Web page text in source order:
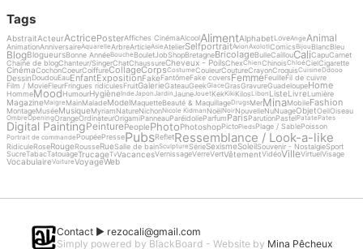
Tags
AbstraitActeurActricePosterAffiches CinémaAlcoolAlimentAlphabetLoveAngeAnimal
AnimationAnniversaireAquarelleArbreArticleAsieAtelierSelfportraitAvionAxolotlComicsBijou BlancBleu
BlogBlogueursBonne AnnéeBouche BouletJobShopBretagneBricolageBulleCaillouCaliCapuCarnet
Chaine de blogChanteur/SingerChatChaussureCheveux - PoilsChexChienChinoisChloéCielCigarette
CinémaCochonCoeurCoiffureCollageCorpsCostumeCouleurCoutureCrayonCroquisCuisineDdooo
DessinDoudouEauEnfantExpositionFakeFantômeFake coversFemmeFeuilleFil de cuivre
Film / MovieFleurFringues ridiculesFruitGalerieGateauGeekGlaceGrasGravureGuadeloupeHome
HommeMoodHumourHygièneIndeJaponJardinJauneJouetKekKikiKilosLibon ListeLivreLumière
MagazineMaigre MainMaladeModelMaquetteBeauté & MaquillageDrugsMerMinaMobileFashion
MontageMuséeMusiqueMyriamNatureNichonNicole Kidman NoëlNoirNouvelleNuNuageObjetOeilOiseau
OmbreOpeningOrangeOrdinateurOrigamiPanneauParéidolieParfumParisParutionPastelPatatePates
Digital PaintingPeinturePeoplePhotoPhotoshopPictoPiedsPlage / SablePoisson
Portrait de commande PoupéePressePubsRefletRessemblance / Look-a-like
RidiculeRoseRougeRousseRueSalle de bainSculptureSérieSexismeSoleilSouvenir - NostalgieSport
SucreTabacTatouageTrucageTvVacancesVernissageVerreVertVêtementVidéoVilleVirtuelVisage
VocabulaireVoitureVoyageWeb
Contact ► rezocali@gmail.com
Simply powered by BlackBoard - Website by Mina Pêcheux